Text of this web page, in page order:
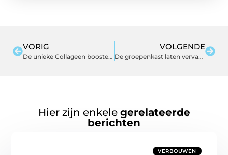
VORIG
De unieke Collageen booster van Sterrenstof in poedervorm
VOLGENDE
De groepenkast laten vervangen door Elektricien Louwmans
Hier zijn enkele gerelateerde
berichten
VERBOUWEN